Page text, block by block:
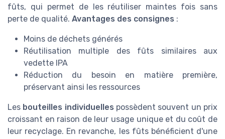
fûts, qui permet de les réutiliser maintes fois sans
perte de qualité. Avantages des consignes :
Moins de déchets générés
Réutilisation multiple des fûts similaires aux
vedette IPA
Réduction du besoin en matière première,
préservant ainsi les ressources
Les bouteilles individuelles possèdent souvent un prix
croissant en raison de leur usage unique et du coût de
leur recyclage. En revanche, les fûts bénéficient d'une